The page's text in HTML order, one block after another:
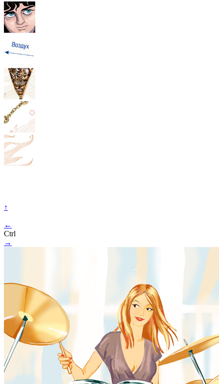
↑
←
Ctrl
→